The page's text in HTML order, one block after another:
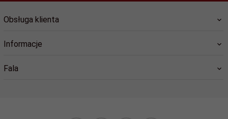
Obsługa klienta
Informacje
Fala